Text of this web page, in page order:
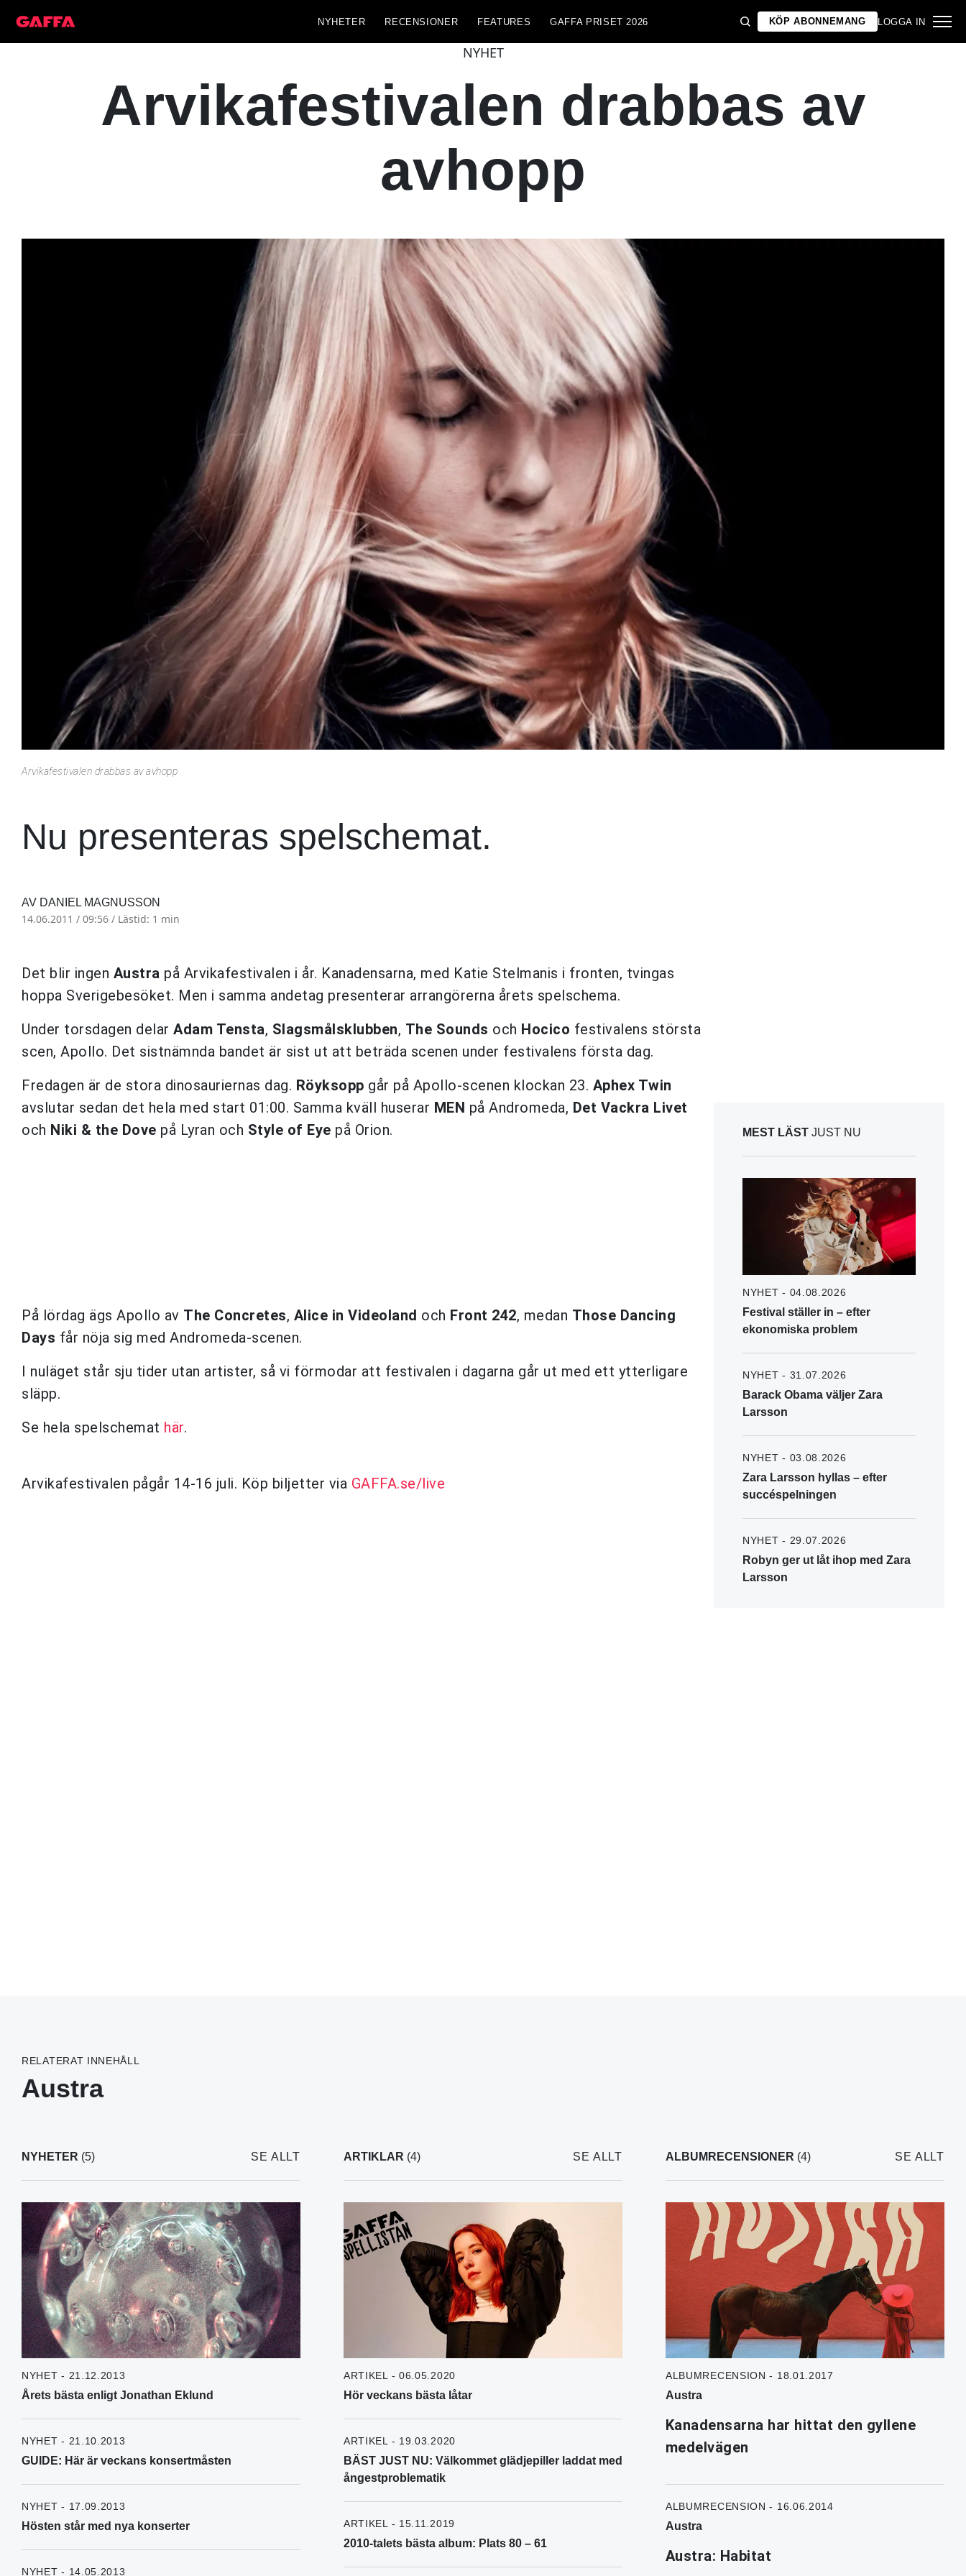
NYHETER RECENSIONER FEATURES GAFFA PRISET 2026 KÖP ABONNEMANG LOGGA IN
NYHET
Arvikafestivalen drabbas av
avhopp
Arvikafestivalen drabbas av avhopp
Nu presenteras spelschemat.
AV DANIEL MAGNUSSON
14.06.2011 / 09:56 / Lästid: 1 min
Det blir ingen Austra på Arvikafestivalen i år. Kanadensarna, med Katie Stelmanis i fronten, tvingas
hoppa Sverigebesöket. Men i samma andetag presenterar arrangörerna årets spelschema.
Under torsdagen delar Adam Tensta, Slagsmålsklubben, The Sounds och Hocico festivalens största
scen, Apollo. Det sistnämnda bandet är sist ut att beträda scenen under festivalens första dag.
Fredagen är de stora dinosauriernas dag. Röyksopp går på Apollo-scenen klockan 23. Aphex Twin
avslutar sedan det hela med start 01:00. Samma kväll huserar MEN på Andromeda, Det Vackra Livet
och Niki & the Dove på Lyran och Style of Eye på Orion.
På lördag ägs Apollo av The Concretes, Alice in Videoland och Front 242, medan Those Dancing
Days får nöja sig med Andromeda-scenen.
I nuläget står sju tider utan artister, så vi förmodar att festivalen i dagarna går ut med ett ytterligare
släpp.
Se hela spelschemat här.
Arvikafestivalen pågår 14-16 juli. Köp biljetter via GAFFA.se/live
MEST LÄST JUST NU
NYHET - 04.08.2026
Festival ställer in – efter
ekonomiska problem
NYHET - 31.07.2026
Barack Obama väljer Zara
Larsson
NYHET - 03.08.2026
Zara Larsson hyllas – efter
succéspelningen
NYHET - 29.07.2026
Robyn ger ut låt ihop med Zara
Larsson
RELATERAT INNEHÅLL
Austra
NYHETER (5) SE ALLT
NYHET - 21.12.2013
Årets bästa enligt Jonathan Eklund
NYHET - 21.10.2013
GUIDE: Här är veckans konsertmåsten
NYHET - 17.09.2013
Hösten står med nya konserter
NYHET - 14.05.2013
ARTIKLAR (4) SE ALLT
ARTIKEL - 06.05.2020
Hör veckans bästa låtar
ARTIKEL - 19.03.2020
BÄST JUST NU: Välkommet glädjepiller laddat med
ångestproblematik
ARTIKEL - 15.11.2019
2010-talets bästa album: Plats 80 – 61
ALBUMRECENSIONER (4) SE ALLT
ALBUMRECENSION - 18.01.2017
Austra
Kanadensarna har hittat den gyllene
medelvägen
ALBUMRECENSION - 16.06.2014
Austra
Austra: Habitat